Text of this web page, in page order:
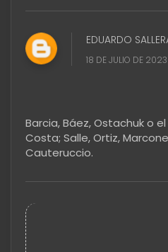
EDUARDO
18 DE JULIO DE 2023
Barcia, Báez, Ostachuk o
Costa; Salle, Ortiz,
Cauteruccio.